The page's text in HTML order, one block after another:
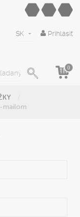
Prihlásiť
SK
0
mailom